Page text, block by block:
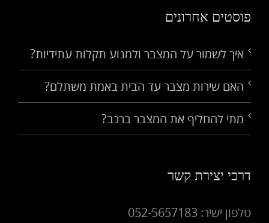
פוסטים אחרונים
איך לשמור על המצבר ולמנוע תקלות עתידיות?
האם שירות מצבר עד הבית באמת משתלם?
מתי להחליף את המצבר ברכב?
דרכי יצירת קשר
טלפון ישיר: 052-5657183